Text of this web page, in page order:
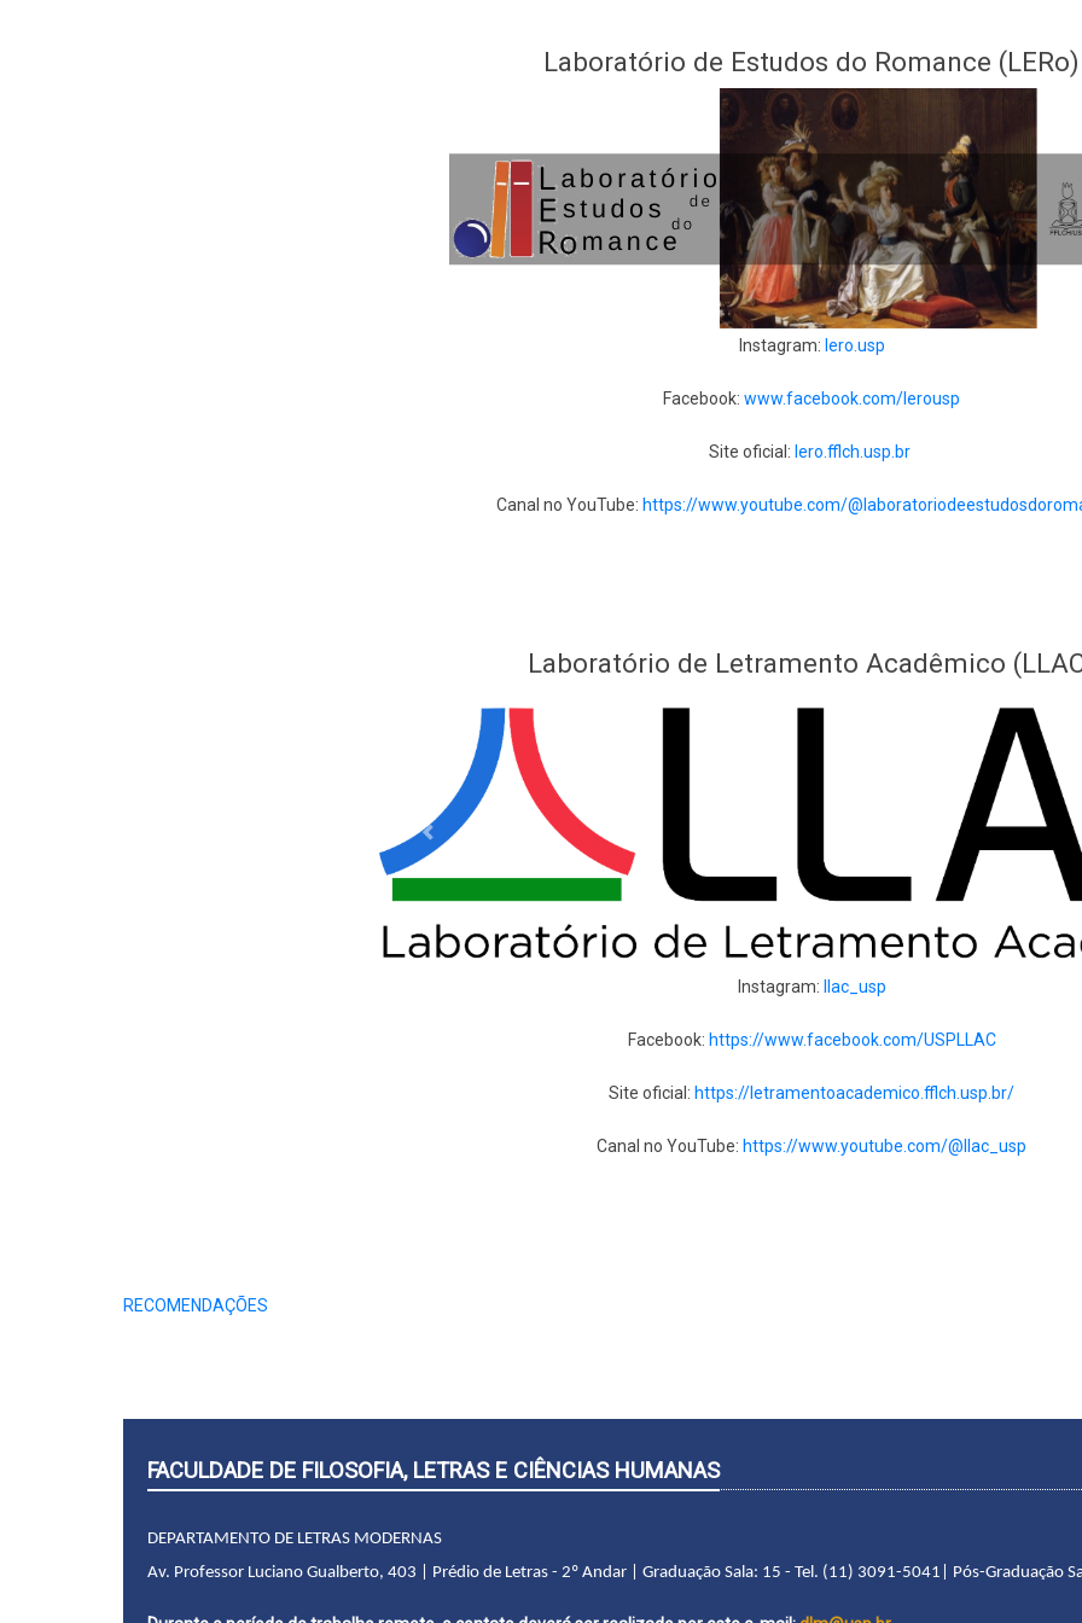
Laboratório de Estudos do Romance (LERo)
Instagram: lero.usp
Facebook: www.facebook.com/lerousp
Site oficial: lero.fflch.usp.br
Canal no YouTube: https://www.youtube.com/
Laboratório de Letramento Acadêmico
Instagram: llac_usp
Facebook: https://www.facebook.com/USPLLAC
Site oficial: https://letramentoacademico.fflch.usp.br/
Canal no YouTube: https://www.youtube.com/@llac_usp
RECOMENDAÇÕES
FACULDADE DE FILOSOFIA, LETRAS E CIÊNCIAS HUMANAS
DEPARTAMENTO DE LETRAS MODERNAS
Av. Professor Luciano Gualberto, 403 | Prédio de Letras - 2º Andar | Graduação Sala: 15 - Tel. (11) 3091-5041| Pós-Graduação